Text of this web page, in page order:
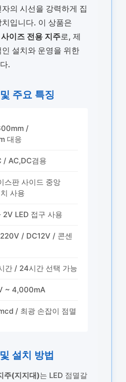
의 시선을 강력하게 집
입니다. 이 상품은
이즈 전용 지주로, 제
설치와 운영을 위한
.
주요 특징
/
대응
AC,DC겸용
스판 사이드 중앙
사용
LED 접구 사용
/ DC12V / 콘센
간 / 24시간 선택 가능
~ 4,000mA
/ 최광 손잡이 점멸
설치 방법
주(지지대)는 LED 점멸갈